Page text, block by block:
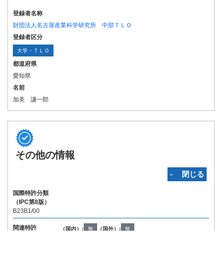
登録者名称
財団法人名古屋産業科学研究所 中部ＴＬＯ
登録者区分
大学・ＴＬＯ
都道府県
愛知県
名前
加美 謙一郎
その他の情報
‐ 閉じる
国際特許分類
（IPC第8版）
B23B1/00
関連特許 （国内）: 無 （国外）: 無